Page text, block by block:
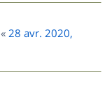
« 28 avr. 2020,